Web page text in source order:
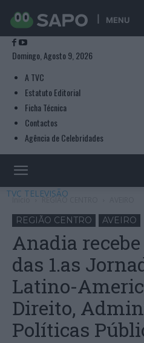
MENU
Domingo, Agosto 9, 2026
A TVC
Estatuto Editorial
Ficha Técnica
Contactos
Agência de Celebridades
TVC TELEVISÃO
Início REGIÃO CENTRO
REGIÃO CENTRO AVEIRO
Anadia
das 1.as
Latino-
Direito,
Políticas